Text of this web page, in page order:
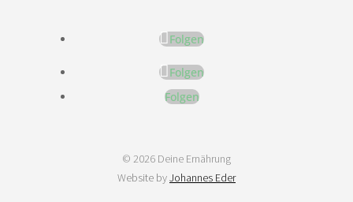
Folgen
Folgen
Folgen
© 2026 Deine Ernährung
Website byJohannes Eder